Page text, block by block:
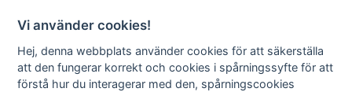
Vi använder cookies!
Hej, denna webbplats använder cookies för att säkerställa
att den fungerar korrekt och cookies i spårningssyfte för att
förstå hur du interagerar med den, spårningscookies